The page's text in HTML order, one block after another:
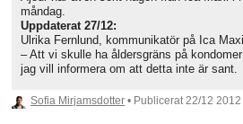
måndag.
Uppdaterat 27/12:
Ulrika Fernlund, kommunikatör på Ica
– Att vi skulle ha åldersgräns på
jag vill informera om att detta inte är sant.
Sofia Mirjamsdotter • Publicerat 22/12 2012